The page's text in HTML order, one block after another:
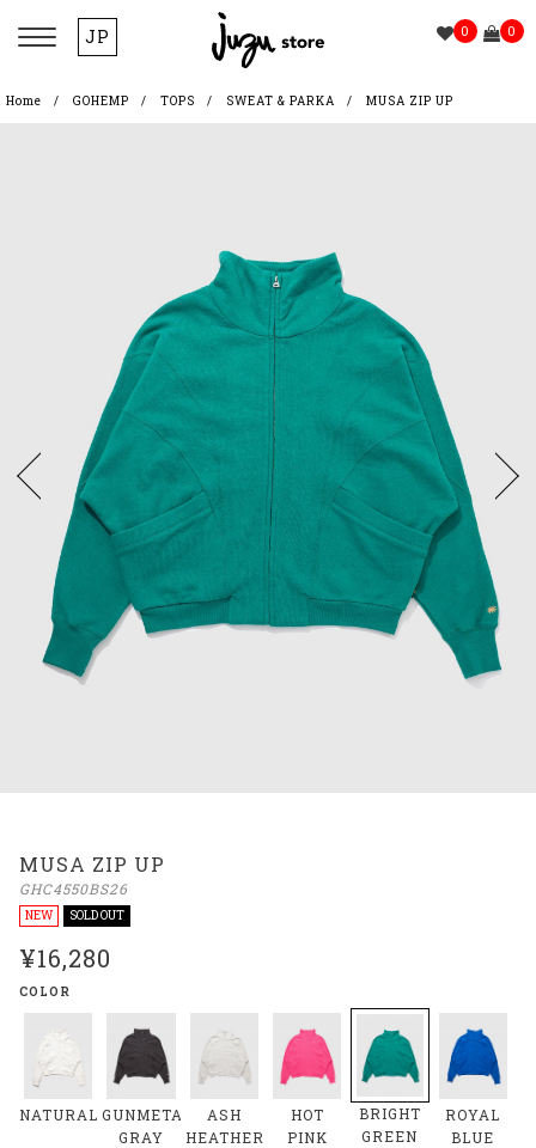
JP 0 0
Home GOHEMP TOPS SWEAT & PARKA MUSA ZIP UP
MUSA ZIP UP
GHC4550BS26
NEW SOLD OUT
¥16,280
COLOR
NATURAL GUNMETAL
GRAY
ASH
HEATHER
HOT
PINK
BRIGHT
GREEN
ROYAL
BLUE